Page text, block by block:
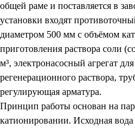
общей раме и поставляется в
установки входят
диаметром 500 мм с объёмом
приготовления раствора соли
м³, электронасосный агрегат
регенерационного раствора,
регулирующая арматура.
Принцип работы основан на
катионировании. Исходная вода